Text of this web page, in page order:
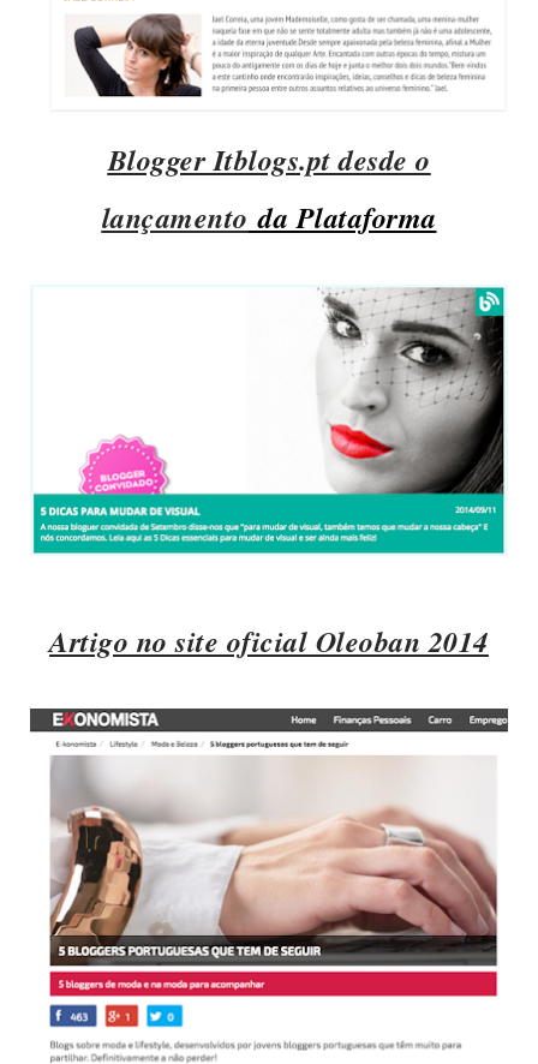
Blogger Itblogs.pt desde o
lançamento da Plataforma
Artigo no site oficial Oleoban 2014